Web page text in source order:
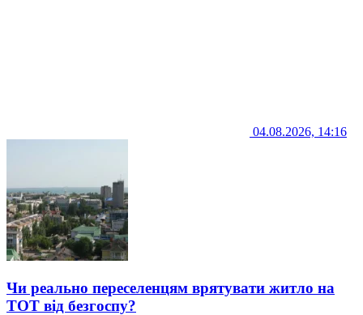
04.08.2026, 14:16
Чи реально переселенцям врятувати житло на
ТОТ від безгоспу?